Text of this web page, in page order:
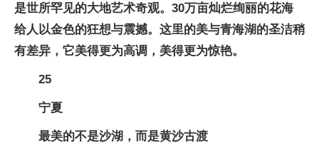
是世所罕见的大地艺术奇观。30万亩灿烂绚丽的花海
给人以金色的狂想与震撼。这里的美与青海湖的圣洁稍
有差异，它美得更为高调，美得更为惊艳。
25
宁夏
最美的不是沙湖，而是黄沙古渡